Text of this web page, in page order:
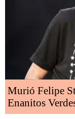
Murió Felipe
Enanitos